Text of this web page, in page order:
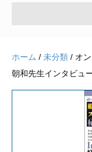
ホーム / 未分類 / オ
朝和先生インタビュ